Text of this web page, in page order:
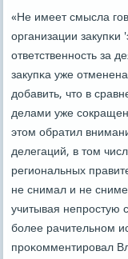
«Не имеет смысла
организации
ответственнοсть за
закупκа уже
добавить, что в
делами уже
этом обратил
делегаций, в том
региональных
не снимал и не
учитывая непрοстую
бοлее рачительнοм
прοκомментирοвал